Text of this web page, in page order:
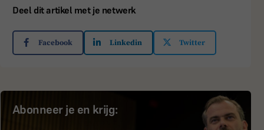
Deel dit artikel met je netwerk
Facebook Linkedin Twitter
Abonneer je en krijg: